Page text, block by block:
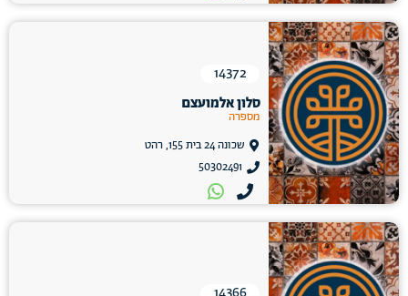
14372
סלון אלמועצם
מספרה
שכונה 24 בית 155, רהט
50302491